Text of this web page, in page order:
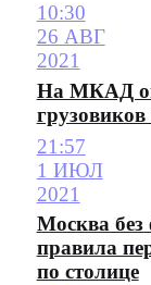
10:30
26 АВГ
2021
На МКАД
21:57
1 ИЮЛ
2021
Москва
правила
по столице